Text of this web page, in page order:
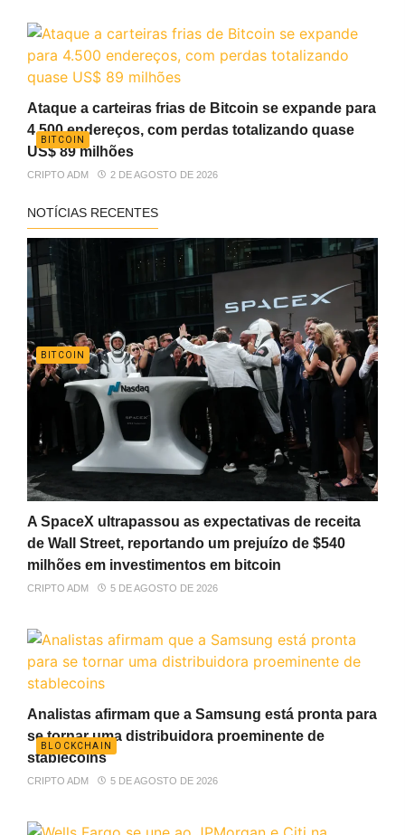
BITCOIN
Ataque a carteiras frias de Bitcoin se expande para
4.500 endereços, com perdas totalizando quase
US$ 89 milhões
CRIPTO ADM 2 DE AGOSTO DE 2026
NOTÍCIAS RECENTES
BITCOIN
A SpaceX ultrapassou as expectativas de receita
de Wall Street, reportando um prejuízo de $540
milhões em investimentos em bitcoin
CRIPTO ADM 5 DE AGOSTO DE 2026
BLOCKCHAIN
Analistas afirmam que a Samsung está pronta para
se tornar uma distribuidora proeminente de
stablecoins
CRIPTO ADM 5 DE AGOSTO DE 2026